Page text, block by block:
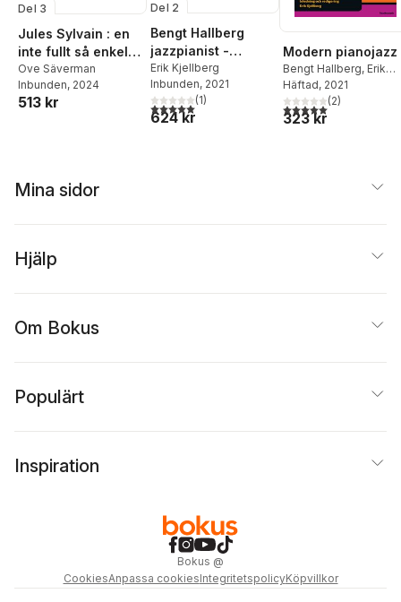
Del 3
Jules Sylvain : en
inte fullt så enkel
tulipan -
Schlagerbögen i
folkhemmet
Ove Säverman
Inbunden, 2024
513 kr
Del 2
Bengt Hallberg
jazzpianist -
kompositör -
arrangör -
pedagog
Erik Kjellberg
Inbunden, 2021
5,0utav 5 stjärnor. Totalt antal röster:
(1)
624 kr
Modern pianojazz
Bengt Hallberg, Erik
Kjellberg
Häftad, 2021
5,0utav 5 stjärnor.
(2)
323 kr
Mina sidor
Hjälp
Om Bokus
Populärt
Inspiration
Bokus @
CookiesAnpassa cookiesIntegritetspolicyKöpvillkor